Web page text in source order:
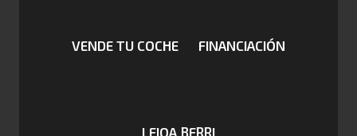
VENDE TU COCHE FINANCIACIÓN
LEIOA BERRI